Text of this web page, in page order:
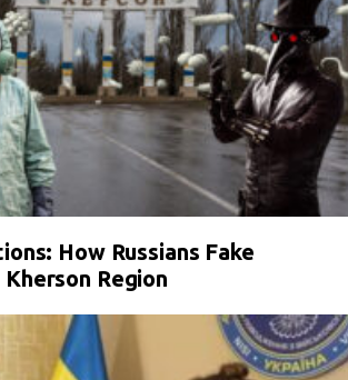
How Russians Fake
Region